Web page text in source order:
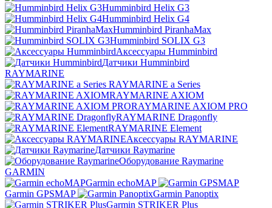
Humminbird Helix G3
Humminbird Helix G4
Humminbird PiranhaMax
Humminbird SOLIX G3
Аксессуары Humminbird
Датчики Humminbird
RAYMARINE
RAYMARINE a Series
RAYMARINE AXIOM
RAYMARINE AXIOM PRO
RAYMARINE Dragonfly
RAYMARINE Element
Аксессуары RAYMARINE
Датчики Raymarine
Оборудование Raymarine
GARMIN
Garmin echoMAP
Garmin GPSMAP
Garmin Panoptix
Garmin STRIKER Plus